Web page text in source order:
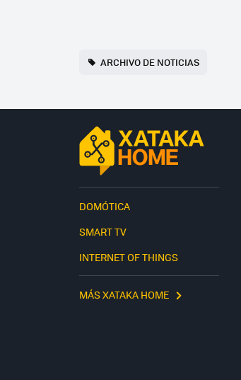
ARCHIVO DE NOTICIAS
DOMÓTICA
SMART TV
INTERNET OF THINGS
MÁS XATAKA HOME